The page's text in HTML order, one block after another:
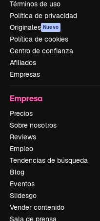
Términos de uso
Política de privacidad
Originales Nuevo
Política de cookies
Centro de confianza
Afiliados
Empresas
Empresa
Precios
Sobre nosotros
Reviews
Empleo
Tendencias de búsqueda
Blog
Eventos
Slidesgo
Vender contenido
Sala de prensa